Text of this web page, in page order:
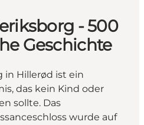
- 500
Geschichte
in Hillerød ist ein
das kein Kind oder
sollte. Das
wurde auf